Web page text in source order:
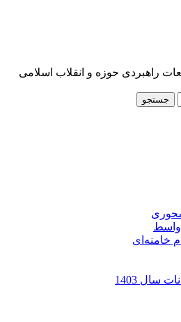
راهبردی حوزه و انقلاب اسلامی
جستجو
خامنه‌ای
سال 1403